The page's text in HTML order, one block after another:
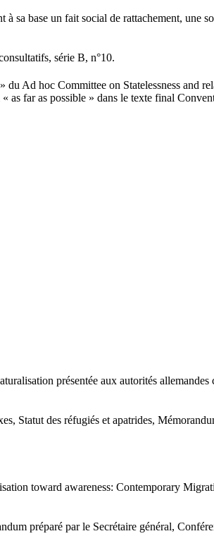
base un fait social de rattachement, une
série B, n°10.
Ad hoc Committee on Statelessness and
as far as possible » dans le texte final
présentée aux autorités
Statut des réfugiés et apatrides,
toward awareness: Contemporary
préparé par le Secrétaire général,